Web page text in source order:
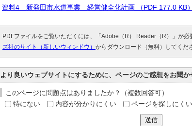
資料4 新発田市水道事業 経営健全化計画 （PDF 177.0 KB）
PDFファイルをご覧いただくには、「Adobe（R） Reader（R）」が必
ズ社のサイト（新しいウィンドウ） からダウンロード（無料）してくだ
より良いウェブサイトにするために、ページのご感想をお聞か
このページに問題点はありましたか？（複数回答可）
特にない
内容が分かりにくい ページを探しにくい
送信